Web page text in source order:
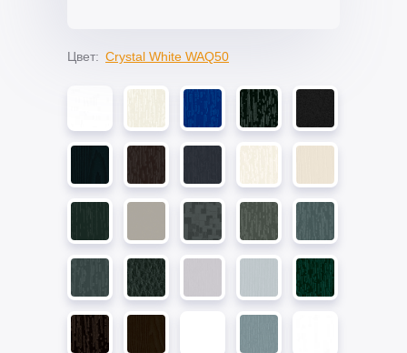
Цвет: Crystal White WAQ50